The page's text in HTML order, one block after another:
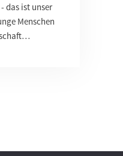
das ist unser
Menschen